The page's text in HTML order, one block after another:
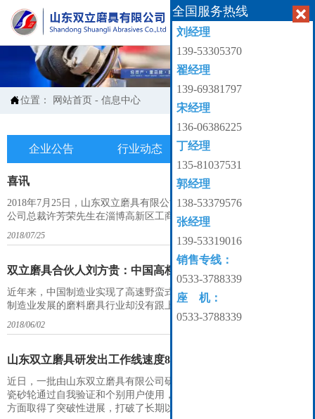

位置： 网站首页 -信息中心
企业公告 行业动态 产业知识
喜讯
2018年7月25日，山东双立磨具有限公司与台湾嘉宝自然工业股份有限
公司总裁许芳荣先生在淄博高新区工商局进行合资登记...
2018/07/25
双立磨具合伙人刘方贵：中国高档磨具磨削已经启航
近年来，中国制造业实现了高速野蛮式的发展，而作为支持精密加工
制造业发展的磨料磨具行业却没有跟上伟大的时代。
2018/06/02
山东双立磨具研发出工作线速度80-100m/s陶瓷砂轮
近日，一批由山东双立磨具有限公司研发的工作线速度可达80m/s的陶
瓷砂轮通过自我验证和个别用户使用，这标志着我国在陶瓷砂轮制造
方面取得了突破性进展，打破了长期以来国内高速陶瓷砂轮被国外品
全国服务热线
刘经理
139-53305370
翟经理
139-69381797
宋经理
136-06386225
丁经理
135-81037531
郭经理
138-53379576
张经理
139-53319016
销售专线：
0533-3788339
座 机：
0533-3788339
